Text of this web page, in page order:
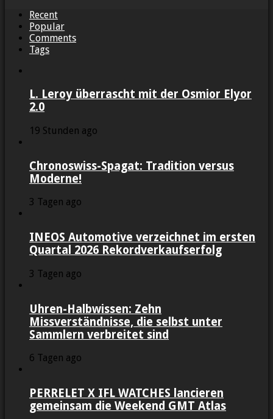
Recent
Popular
Comments
Tags
L. Leroy überrascht mit der Osmior Elyor
2.0
19 Stunden ago
Chronoswiss-Spagat: Tradition versus
Moderne!
3 Tagen ago
INEOS Automotive verzeichnet im ersten
Quartal 2026 Rekordverkaufserfolg
3 Tagen ago
Uhren-Halbwissen: Zehn
Missverständnisse, die selbst unter
Sammlern verbreitet sind
6 Tagen ago
PERRELET X IFL WATCHES lancieren
gemeinsam die Weekend GMT Atlas